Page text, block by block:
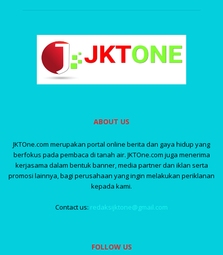
ABOUT US
JKTOne.com merupakan portal online berita dan gaya hidup yang
berfokus pada pembaca di tanah air. JKTOne.com juga menerima
kerjasama dalam bentuk banner, media partner dan iklan serta
promosi lainnya, bagi perusahaan yang ingin melakukan periklanan
kepada kami.
Contact us: redaksijktone@gmail.com
FOLLOW US